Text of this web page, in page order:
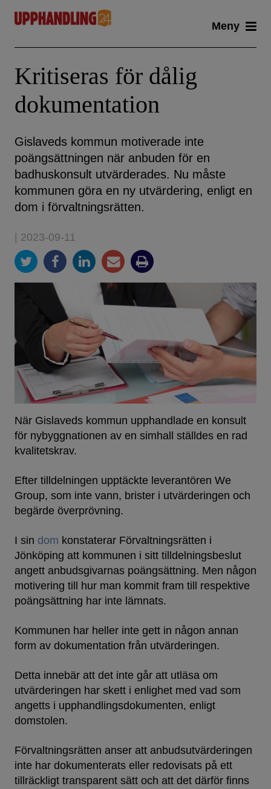
content
Meny
Kritiseras för dålig
dokumentation
Gislaveds kommun motiverade inte
poängsättningen när anbuden för en
badhuskonsult utvärderades. Nu måste
kommunen göra en ny utvärdering, enligt en
dom i förvaltningsrätten.
| 2023-09-11
När Gislaveds kommun upphandlade en konsult
för nybyggnationen av en simhall ställdes en rad
kvalitetskrav.
Efter tilldelningen upptäckte leverantören We
Group, som inte vann, brister i utvärderingen och
begärde överprövning.
I sin dom konstaterar Förvaltningsrätten i
Jönköping att kommunen i sitt tilldelningsbeslut
angett anbudsgivarnas poängsättning. Men någon
motivering till hur man kommit fram till respektive
poängsättning har inte lämnats.
Kommunen har heller inte gett in någon annan
form av dokumentation från utvärderingen.
Detta innebär att det inte går att utläsa om
utvärderingen har skett i enlighet med vad som
angetts i upphandlingsdokumenten, enligt
domstolen.
Förvaltningsrätten anser att anbudsutvärderingen
inte har dokumenterats eller redovisats på ett
tillräckligt transparent sätt och att det därför finns